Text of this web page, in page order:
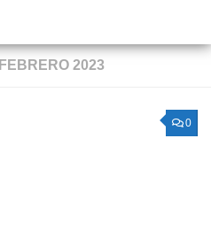
FEBRERO 2023
0